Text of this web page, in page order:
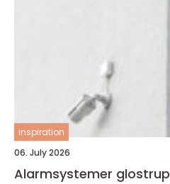
inspiration
06. July 2026
Alarmsystemer glostrup sådan sikrer du